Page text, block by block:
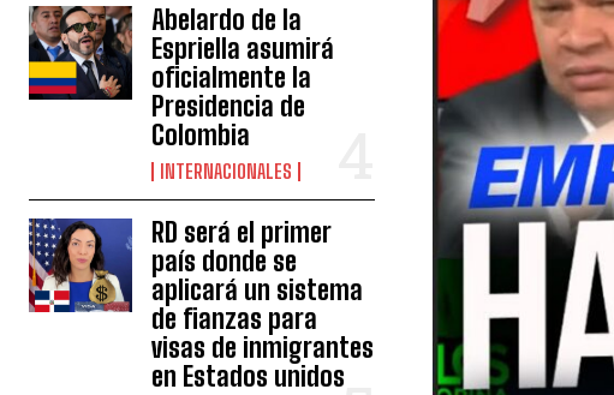
Abelardo de la
Espriella asumirá
oficialmente la
Presidencia de
Colombia
INTERNACIONALES
RD será el primer
país donde se
aplicará un sistema
de fianzas para
visas de inmigrantes
en Estados unidos